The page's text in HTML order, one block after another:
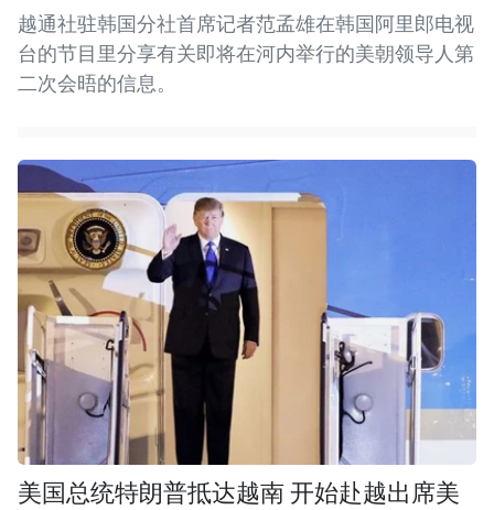
越通社驻韩国分社首席记者范孟雄在韩国阿里郎电视
台的节目里分享有关即将在河内举行的美朝领导人第
二次会晤的信息。
美国总统特朗普抵达越南 开始赴越出席美